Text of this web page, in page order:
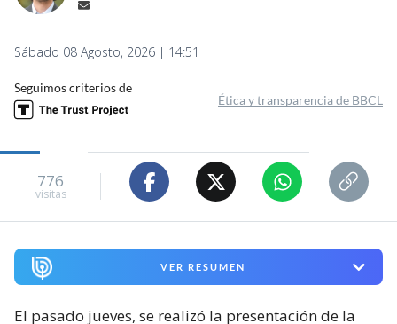
Sábado 08 Agosto, 2026 | 14:51
Seguimos criterios de
Ética y transparencia de BBCL
776
visitas
VER RESUMEN
El pasado jueves, se realizó la presentación de la